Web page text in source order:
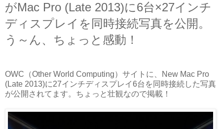
がMac Pro (Late 2013)に6台×27インチ
ディスプレイを同時接続写真を公開。
う～ん、ちょっと感動！
OWC（Other World Computing）サイトに、New Mac Pro
(Late 2013)に27インチディスプレイ6台を同時接続した写真
が公開されてます。ちょっと壮観なので掲載！